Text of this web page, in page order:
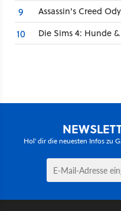
9 Assassin's Creed
10 Die Sims 4: Hunde
Hol' dir die neuesten Infos zu